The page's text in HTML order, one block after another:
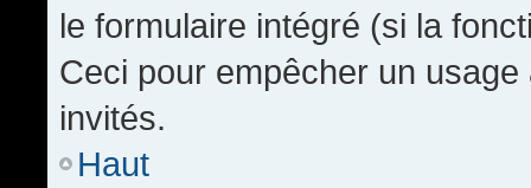
le formulaire intégré (si la
Ceci pour empêcher un
invités.
Haut